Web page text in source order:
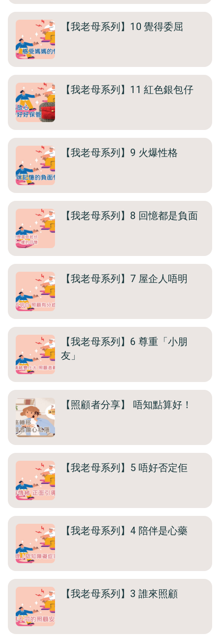
【我老母系列】10 覺得委屈
【我老母系列】11 紅色銀包仔
【我老母系列】9 火爆性格
【我老母系列】8 回憶都是負面
【我老母系列】7 屋企人唔明
【我老母系列】6 尊重「小朋
友」
【照顧者分享】 唔知點算好！
【我老母系列】5 唔好否定佢
【我老母系列】4 陪伴是心藥
【我老母系列】3 誰來照顧